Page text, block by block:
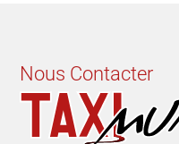
Nous Contacter